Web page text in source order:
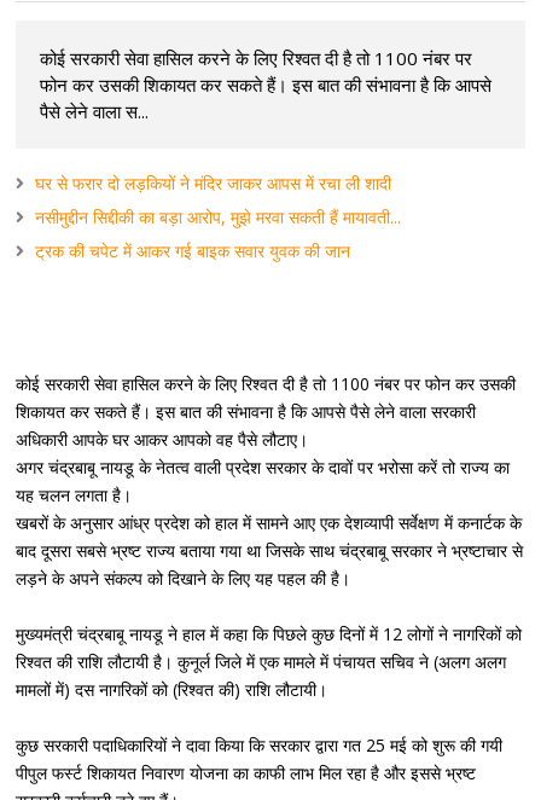
कोई सरकारी सेवा हासिल करने के लिए रिश्वत दी है तो 1100 नंबर पर
फोन कर उसकी शिकायत कर सकते हैं। इस बात की संभावना है कि आपसे
पैसे लेने वाला स...
घर से फरार दो लड़कियों ने मंदिर जाकर आपस में रचा ली शादी
नसीमुद्दीन सिद्दीकी का बड़ा आरोप, मुझे मरवा सकती हैं मायावती...
ट्रक की चपेट में आकर गई बाइक सवार युवक की जान
कोई सरकारी सेवा हासिल करने के लिए रिश्वत दी है तो 1100 नंबर पर फोन कर उसकी
शिकायत कर सकते हैं। इस बात की संभावना है कि आपसे पैसे लेने वाला सरकारी
अधिकारी आपके घर आकर आपको वह पैसे लौटाए।
अगर चंद्रबाबू नायडू के नेतत्व वाली प्रदेश सरकार के दावों पर भरोसा करें तो राज्य का
यह चलन लगता है।
खबरों के अनुसार आंध्र प्रदेश को हाल में सामने आए एक देशव्यापी सर्वेक्षण में कनार्टक के
बाद दूसरा सबसे भ्रष्ट राज्य बताया गया था जिसके साथ चंद्रबाबू सरकार ने भ्रष्टाचार से
लड़ने के अपने संकल्प को दिखाने के लिए यह पहल की है।
मुख्यमंत्री चंद्रबाबू नायडू ने हाल में कहा कि पिछले कुछ दिनों में 12 लोगों ने नागरिकों को
रिश्वत की राशि लौटायी है। कुनूर्ल जिले में एक मामले में पंचायत सचिव ने (अलग अलग
मामलों में) दस नागरिकों को (रिश्वत की) राशि लौटायी।
कुछ सरकारी पदाधिकारियों ने दावा किया कि सरकार द्वारा गत 25 मई को शुरू की गयी
पीपुल फर्स्ट शिकायत निवारण योजना का काफी लाभ मिल रहा है और इससे भ्रष्ट